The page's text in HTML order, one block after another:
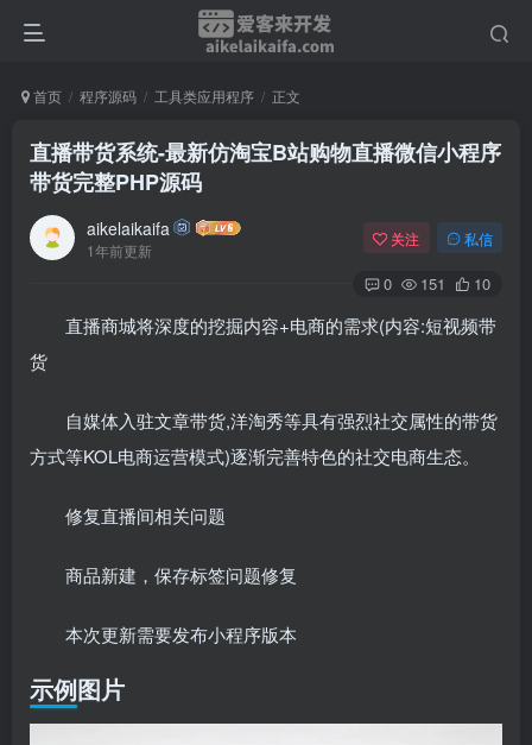
首页 程序源码 工具类应用程序 正文
直播带货系统-最新仿淘宝B站购物直播微信小程序
带货完整PHP源码
aikelaikaifa
1年前更新
关注 私信
0 151 10
直播商城将深度的挖掘内容+电商的需求(内容:短视频带
货
自媒体入驻文章带货,洋淘秀等具有强烈社交属性的带货
方式等KOL电商运营模式)逐渐完善特色的社交电商生态。
修复直播间相关问题
商品新建，保存标签问题修复
本次更新需要发布小程序版本
示例图片